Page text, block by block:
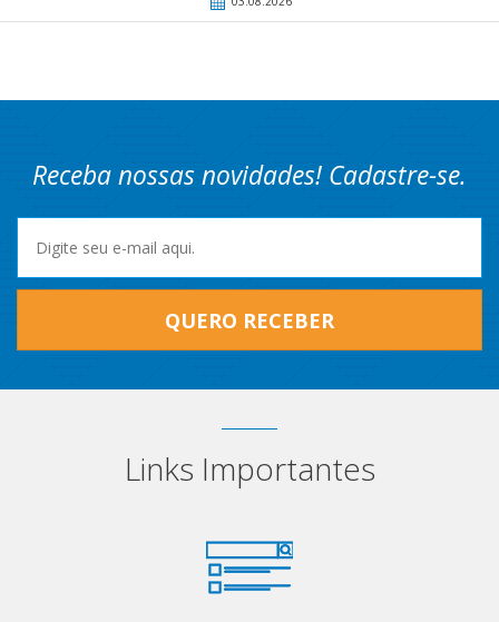
Receba nossas novidades! Cadastre-se.
QUERO RECEBER
Links Importantes